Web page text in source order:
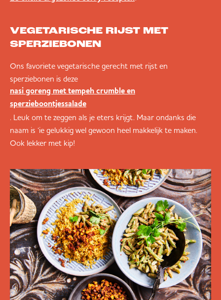
VEGETARISCHE RIJST MET
SPERZIEBONEN
Ons favoriete vegetarische gerecht met rijst en
sperziebonen is deze
nasi goreng met tempeh crumble en
sperzieboontjessalade
. Leuk om te zeggen als je eters krijgt. Maar ondanks die
naam is ‘ie gelukkig wel gewoon heel makkelijk te maken.
Ook lekker met kip!